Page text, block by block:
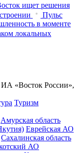
ищет решения
Пульс
в моменте
локальных
«Восток России»,
Туризм
Амурская область
Еврейская АО
Сахалинская область
АО